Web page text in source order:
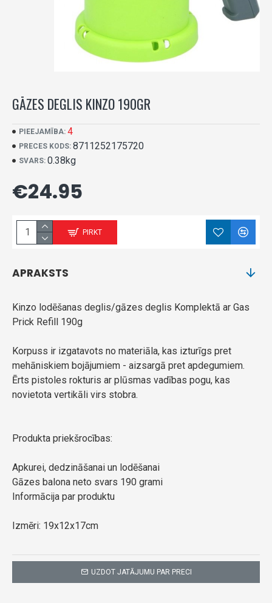
GĀZES DEGLIS KINZO 190GR
PIEEJAMĪBA: 4
PRECES KODS: 8711252175720
SVARS: 0.38kg
€24.95
PIRKT
UZDOT JATĀJUMU PAR PRECI
APRAKSTS
Kinzo lodēšanas deglis/gāzes deglis Komplektā ar Gas
Prick Refill 190g
Korpuss ir izgatavots no materiāla, kas izturīgs pret
mehāniskiem bojājumiem - aizsargā pret apdegumiem.
Ērts pistoles rokturis ar plūsmas vadības pogu, kas
novietota vertikāli virs stobra.
Produkta priekšrocības:
Apkurei, dedzināšanai un lodēšanai
Gāzes balona neto svars 190 grami
Informācija par produktu
Izmēri: 19x12x17cm